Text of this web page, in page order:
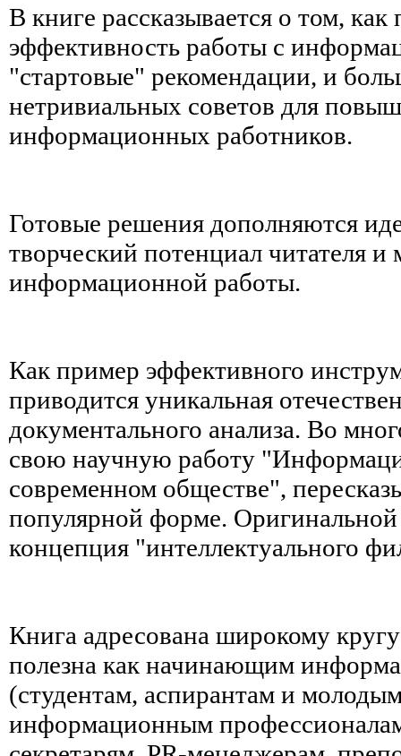
В книге рассказывается о том, как
эффективность работы с
"стартовые" рекомендации, и
нетривиальных советов для
информационных работников.
Готовые решения дополняются
творческий потенциал читателя
информационной работы.
Как пример эффективного
приводится уникальная
документального анализа. Во
свою научную работу
современном обществе",
популярной форме. Оригинальной
концепция "интеллектуального
Книга адресована широкому
полезна как начинающим
(студентам, аспирантам и
информационным